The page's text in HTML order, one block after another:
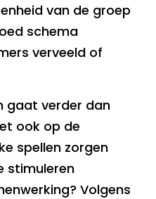
van de groep
schema
verveeld of
gaat verder dan
ook op de
spellen zorgen
stimuleren
Volgens